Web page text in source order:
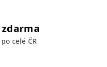
celé ČR